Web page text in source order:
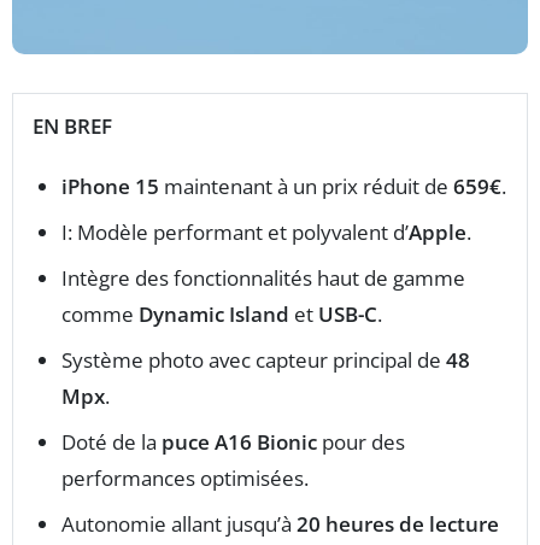
EN BREF
iPhone 15 maintenant à un prix réduit de 659€.
I: Modèle performant et polyvalent d’Apple.
Intègre des fonctionnalités haut de gamme
comme Dynamic Island et USB-C.
Système photo avec capteur principal de 48
Mpx.
Doté de la puce A16 Bionic pour des
performances optimisées.
Autonomie allant jusqu’à 20 heures de lecture